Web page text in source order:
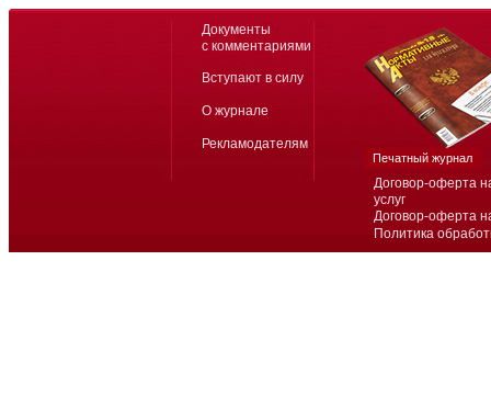
Договор-оферта
услуг
Договор-оферта
Политика
Документы
с комментариями
Вступают в силу
О журнале
Рекламодателям
Печатный журнал